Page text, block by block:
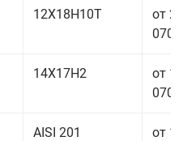
12Х18Н10Т
от
14Х17Н2
от
AISI 201
от